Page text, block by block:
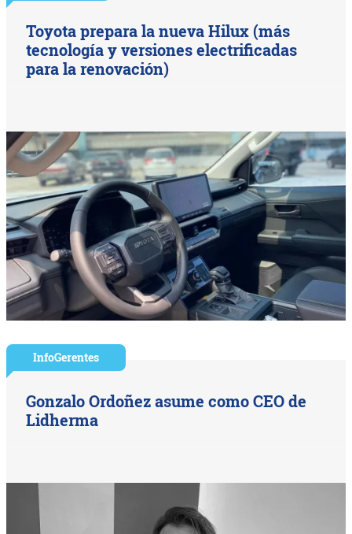
Toyota prepara la nueva Hilux (más
tecnología y versiones electrificadas
para la renovación)
InfoGerentes
Gonzalo Ordoñez asume como CEO de
Lidherma